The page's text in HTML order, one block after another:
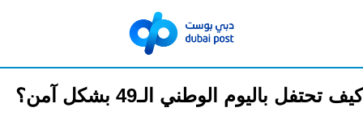
كيف تحتفل باليوم الوطني الـ49 بشكل آمن؟